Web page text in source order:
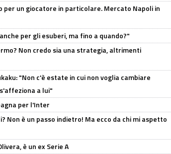
un giocatore in particolare. Mercato Napoli in
per gli esuberi, ma fino a quando?"
Non credo sia una strategia, altrimenti
"Non c'è estate in cui non voglia cambiare
a lui"
per l'Inter
Non è un passo indietro! Ma ecco da chi mi aspetto
è un ex Serie A